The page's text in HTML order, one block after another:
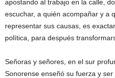
apostando al trabajo en la calle,
escuchar, a quién acompañar y a
representar sus causas, es
política, para después
Señoras y señores, en el sur
Sonorense enseñó su fuerza y